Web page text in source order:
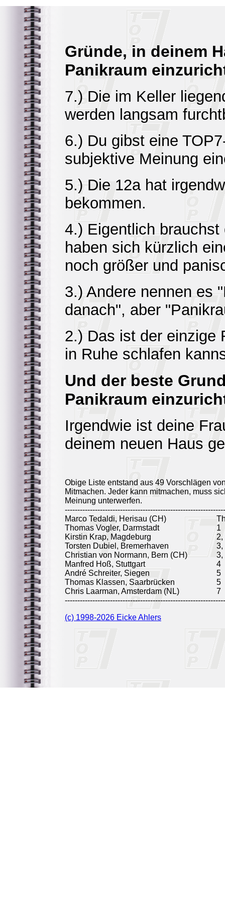
Gründe, in deinem
Panikraum
7.) Die im Keller
werden langsam
6.) Du gibst eine
subjektive Meinung
5.) Die 12a hat
bekommen.
4.) Eigentlich
haben sich kürzlich
noch größer und
3.) Andere nennen es
danach", aber
2.) Das ist der einzige
in Ruhe schlafen
Und der beste
Panikraum
Irgendwie ist deine
deinem neuen Haus
Obige Liste entstand aus 49 Vorschlägen
Mitmachen. Jeder kann mitmachen, muss
Meinung unterwerfen.
Marco Tedaldi, Herisau (CH)
Thomas Vogler, Darmstadt
1
Kirstin Krap, Magdeburg
2,
Torsten Dubiel, Bremerhaven
3,
Christian von Normann, Bern (CH)
3,
Manfred Hoß, Stuttgart
4
André Schreiter, Siegen
5
Thomas Klassen, Saarbrücken
5
Chris Laarman, Amsterdam (NL)
7
(c) 1998-2026 Eicke Ahlers